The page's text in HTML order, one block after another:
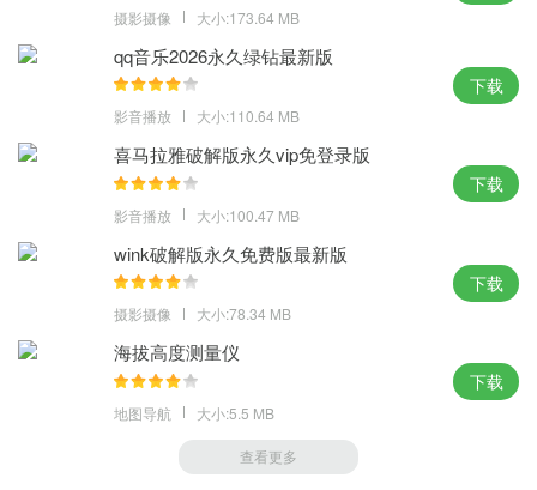
4、可以轻松地阅读以任何语言显示的网页，无需输入任何文字即可
随时随地获得所需答
电脑浏览器不再于多，一个ie浏览器电脑版官方下载 就足够了，内
容全面速度快，你想要的全都有，可以满足你所有的浏览需求，给
你最畅快的浏览体验。
摄影摄像 大小:173.64 MB
qq音乐2026永久绿钻最新版
影音播放 大小:110.64 MB
下载
喜马拉雅破解版永久vip免登录版
影音播放 大小:100.47 MB
下载
wink破解版永久免费版最新版
摄影摄像 大小:78.34 MB
下载
海拔高度测量仪
地图导航 大小:5.5 MB
下载
查看更多